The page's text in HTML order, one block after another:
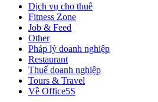
Dịch vụ cho thuê
Fitness Zone
Job & Feed
Other
Pháp lý doanh nghiệp
Restaurant
Thuế doanh nghiệp
Tours & Travel
Về Office5S